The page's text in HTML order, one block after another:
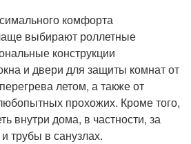
комфорта
выбирают роллетные
конструкции
и двери для защиты комнат от
летом, а также от
прохожих. Кроме того,
внутри дома, в частности, за
трубы в санузлах.